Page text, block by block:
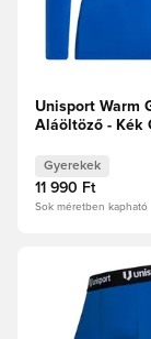
Unisport Warm
Aláöltöző - Kék
Gyerekek
11 990 Ft
Sok méretben kapható
Megnyit egy